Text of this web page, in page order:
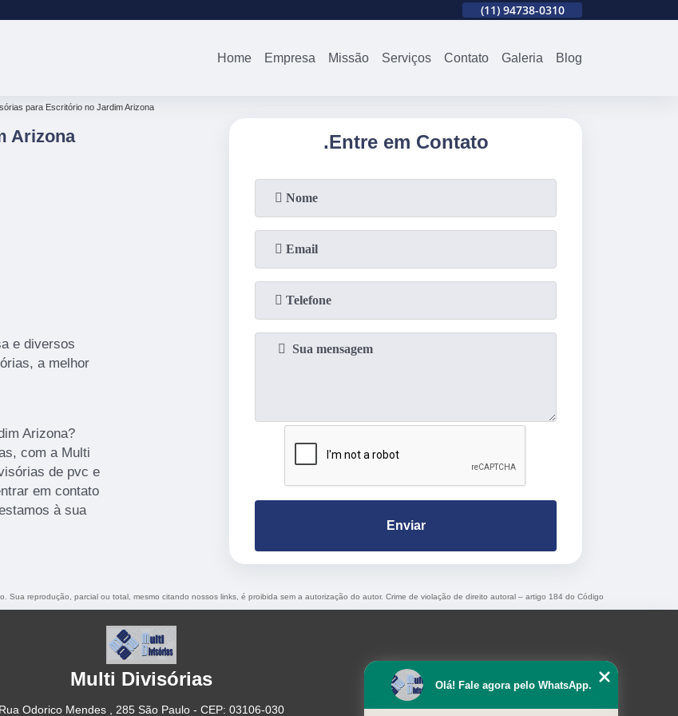
(11) 94738-0310
Home Empresa Missão Serviços Contato Galeria Blog
para Escritório no Jardim Arizona
Arizona
e diversos
a melhor
Arizona?
com a Multi
de pvc e
em contato
à sua
.Entre em Contato
Enviar
Sua reprodução, parcial ou total, mesmo citando nossos links, é proibida sem a autorização do autor. Crime de violação de direito autoral – artigo 184 do Código
Multi Divisórias
Rua Odorico Mendes , 285 São Paulo - CEP: 03106-030
Olá! Fale agora pelo WhatsApp.